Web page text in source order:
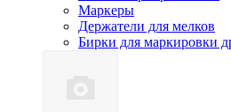
Маркеры
Держатели для мелков
Бирки для маркировки